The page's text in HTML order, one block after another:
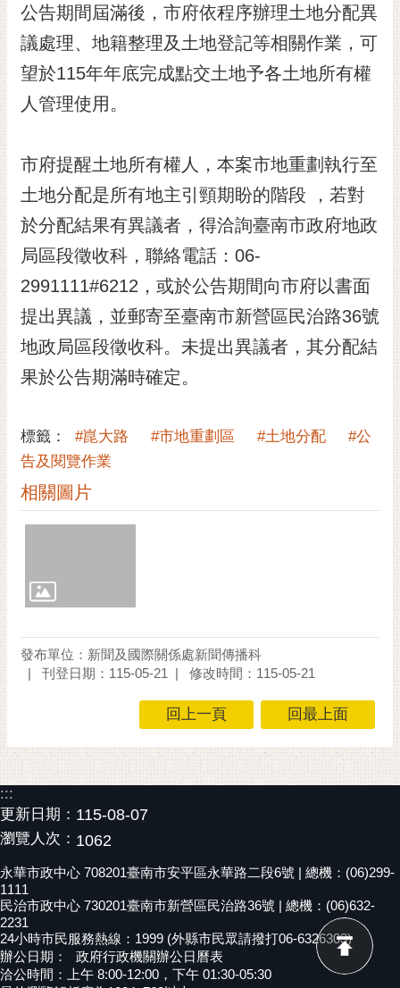
料
開
放
宣
告
交
通
置
公告期間屆滿後，市府依程序辦理土地分配異
議處理、地籍整理及土地登記等相關作業，可
望於115年年底完成點交土地予各土地所有權
人管理使用。
市府提醒土地所有權人，本案市地重劃執行至
土地分配是所有地主引頸期盼的階段 ，若對
於分配結果有異議者，得洽詢臺南市政府地政
局區段徵收科，聯絡電話：06-
2991111#6212，或於公告期間向市府以書面
提出異議，並郵寄至臺南市新營區民治路36號
地政局區段徵收科。未提出異議者，其分配結
果於公告期滿時確定。
標籤： #崑大路 #市地重劃區 #土地分配
#公
告及閱覽作業
相關圖片
發布單位：新聞及國際關係處新聞傳播科
刊登日期：115-05-21
修改時間：115-05-21
回上一頁 回最上面
:::
更新日期： 115-08-07
瀏覽人次： 1062
永華市政中心 708201臺南市安平區永華路二段6號 | 總機：(06)299-
1111
民治市政中心 730201臺南市新營區民治路36號 | 總機：(06)632-
2231
24小時市民服務熱線：1999 (外縣市民眾請撥打06-6326303)
辦公日期：
政府行政機關辦公日曆表
洽公時間：上午 8:00-12:00，下午 01:30-05:30